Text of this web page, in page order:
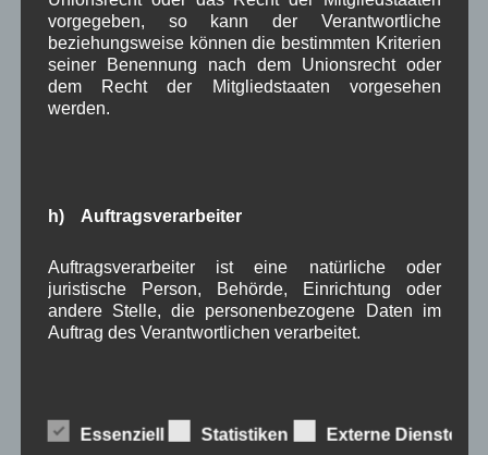
Schule , Sport Tagespflege Tourismus ,
TV , Umfrage , Veranstaltung , Verkehr ,
Verwaltung
Bauernregel im August
Weht im August der Wind aus Nord, ziehen die Schwalben
Neueste Kommentare
vorgegeben, so kann der Verantwortliche
beziehungsweise können die bestimmten Kriterien
seiner Benennung nach dem Unionsrecht oder
dem Recht der Mitgliedstaaten vorgesehen
werden.
h) Auftragsverarbeiter
Auftragsverarbeiter ist eine natürliche oder
juristische Person, Behörde, Einrichtung oder
andere Stelle, die personenbezogene Daten im
Auftrag des Verantwortlichen verarbeitet.
i) Empfänger
Essenziell Statistiken Externe Dienste